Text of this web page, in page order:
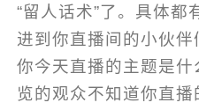
“留人话术”了。具体都
进到你直播间的小伙
你今天直播的主题是什
览的观众不知道你直